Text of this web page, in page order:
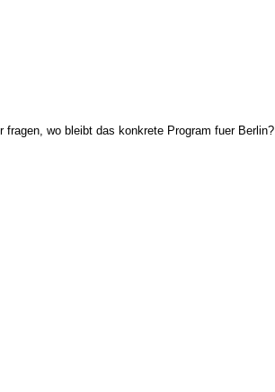
wo bleibt das konkrete Program fuer Berlin?